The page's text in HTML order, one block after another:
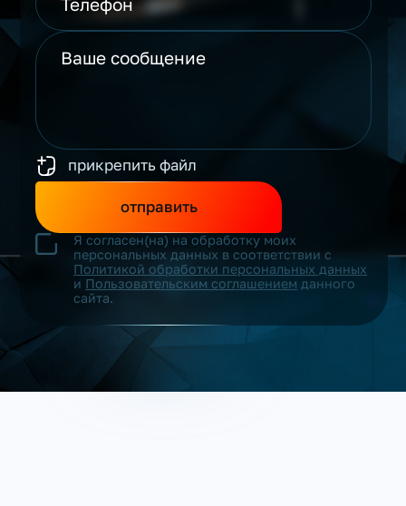
прикрепить файл
отправить
Я согласен(на) на обработку моих
персональных данных в соответствии с
Политикой обработки персональных данных
и Пользовательским соглашением данного
сайта.